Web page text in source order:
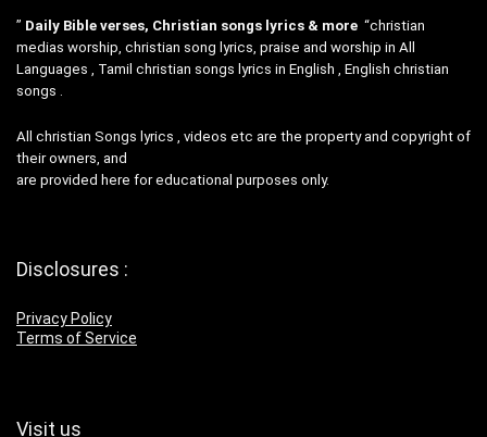
” Daily Bible verses, Christian songs lyrics & more “christian
medias worship, christian song lyrics, praise and worship in All
Languages , Tamil christian songs lyrics in English , English christian
songs .
All christian Songs lyrics , videos etc are the property and copyright of
their owners, and
are provided here for educational purposes only.
Disclosures :
Privacy Policy
Terms of Service
Visit us